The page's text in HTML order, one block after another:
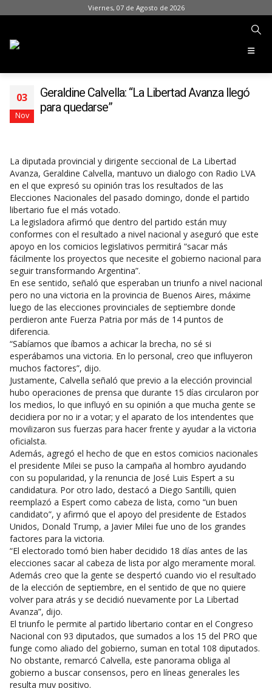
Viernes, 07 de Agosto de 2026
03
Nov
Geraldine Calvella: “La Libertad Avanza llegó
para quedarse”
La diputada provincial y dirigente seccional de La Libertad
Avanza, Geraldine Calvella, mantuvo un dialogo con Radio LVA
en el que expresó su opinión tras los resultados de las
Elecciones Nacionales del pasado domingo, donde el partido
libertario fue el más votado.
La legisladora afirmó que dentro del partido están muy
conformes con el resultado a nivel nacional y aseguró que este
apoyo en los comicios legislativos permitirá “sacar más
fácilmente los proyectos que necesite el gobierno nacional para
seguir transformando Argentina”.
En ese sentido, señaló que esperaban un triunfo a nivel nacional
pero no una victoria en la provincia de Buenos Aires, máxime
luego de las elecciones provinciales de septiembre donde
perdieron ante Fuerza Patria por más de 14 puntos de
diferencia.
“Sabíamos que íbamos a achicar la brecha, no sé si
esperábamos una victoria. En lo personal, creo que influyeron
muchos factores”, dijo.
Justamente, Calvella señaló que previo a la elección provincial
hubo operaciones de prensa que durante 15 días circularon por
los medios, lo que influyó en su opinión a que mucha gente se
decidiera por no ir a votar; y el aparato de los intendentes que
movilizaron sus fuerzas para hacer frente y ayudar a la victoria
oficialsta.
Además, agregó el hecho de que en estos comicios nacionales
el presidente Milei se puso la campaña al hombro ayudando
con su popularidad, y la renuncia de José Luis Espert a su
candidatura. Por otro lado, destacó a Diego Santilli, quien
reemplazó a Espert como cabeza de lista, como “un buen
candidato”, y afirmó que el apoyo del presidente de Estados
Unidos, Donald Trump, a Javier Milei fue uno de los grandes
factores para la victoria.
“El electorado tomó bien haber decidido 18 días antes de las
elecciones sacar al cabeza de lista por algo meramente moral.
Además creo que la gente se despertó cuando vio el resultado
de la elección de septiembre, en el sentido de que no quiere
volver para atrás y se decidió nuevamente por La Libertad
Avanza”, dijo.
El triunfo le permite al partido libertario contar en el Congreso
Nacional con 93 diputados, que sumados a los 15 del PRO que
funge como aliado del gobierno, suman en total 108 diputados.
No obstante, remarcó Calvella, este panorama obliga al
gobierno a buscar consensos, pero en líneas generales les
resulta muy positivo.